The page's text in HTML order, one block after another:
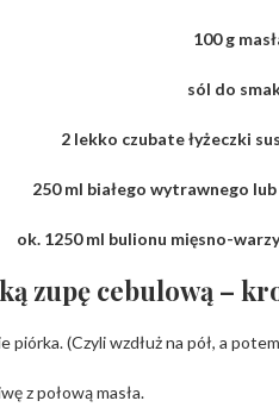
100 g
sól do
2 lekko czubate łyżeczki
250 ml białego wytrawnego
ok. 1250 ml bulionu mięsno-
zupę cebulową –
piórka. (Czyli wzdłuż na pół, a
z połową masła.